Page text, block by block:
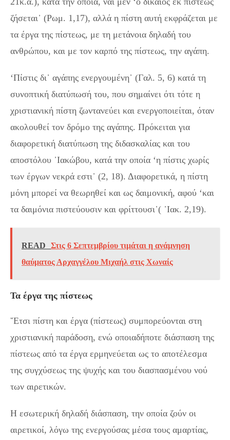
ζήσεται᾽ (Ρωμ. 1,17), αλλά η πίστη αυτή εκφράζεται με
τα έργα της πίστεως, με τη μετάνοια δηλαδή του
ανθρώπου, και με τον καρπό της πίστεως, την αγάπη.
‘Πίστις δι᾽ αγάπης ενεργουμένη᾽ (Γαλ. 5, 6) κατά τη
συνοπτική διατύπωσή του, που σημαίνει ότι τότε η
χριστιανική πίστη ζωντανεύει και ενεργοποιείται, όταν
ακολουθεί τον δρόμο της αγάπης. Πρόκειται για
διαφορετική διατύπωση της διδασκαλίας και του
αποστόλου ᾽Ιακώβου, κατά την οποία ‘η πίστις χωρίς
των έργων νεκρά εστι᾽ (2, 18). Διαφορετικά, η πίστη
μόνη μπορεί να θεωρηθεί και ως δαιμονική, αφού ‘και
τα δαιμόνια πιστεύουσιν και φρίττουσι᾽( ᾽Ιακ. 2,19).
READ
Στις 6 Σεπτεμβρίου τιμάται η ανάμνηση
θαύματος Αρχαγγέλου Μιχαήλ στις Χωναίς
Τα έργα της πίστεως
῎Ετσι πίστη και έργα (πίστεως) συμπορεύονται στη
χριστιανική παράδοση, ενώ οποιαδήποτε διάσπαση της
πίστεως από τα έργα ερμηνεύεται ως το αποτέλεσμα
της συγχύσεως της ψυχής και του διασπασμένου νού
των αιρετικών.
Η εσωτερική δηλαδή διάσπαση, την οποία ζούν οι
αιρετικοί, λόγω της ενεργούσας μέσα τους αμαρτίας,